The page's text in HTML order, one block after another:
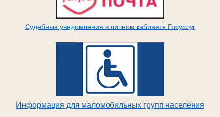
Судебные уведомления в личном кабинете Госуслуг
Информация для маломобильных групп населения